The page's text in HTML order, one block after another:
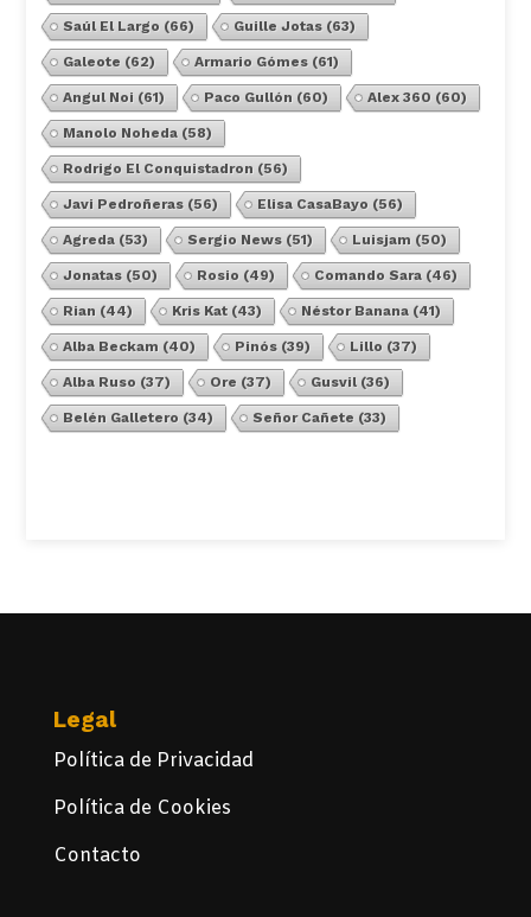
Saúl El Largo (66) Guille Jotas(63)
Galeote (62) Armario Gómes(61)
Angul Noi (61) Paco Gullón (60) Alex 360 (60)
Manolo Noheda(58)
Rodrigo El Conquistadron (56)
Javi Pedroñeras(56) Elisa CasaBayo (56)
Agreda(53) Sergio News(51) Luisjam (50)
Jonatas(50) Rosio (49) Comando Sara(46)
Rian (44) Kris Kat(43) Néstor Banana(41)
Alba Beckam (40) Pinós(39) Lillo (37)
Alba Ruso (37) Ore (37) Gusvil(36)
Belén Galletero (34) Señor Cañete (33)
Legal
Política de Privacidad
Política de Cookies
Contacto